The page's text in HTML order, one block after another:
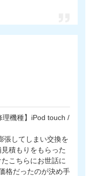
機種】iPod touch /
張してしまい交換を
積もりをもらった
こちらにお世話に
格だったのが決め手